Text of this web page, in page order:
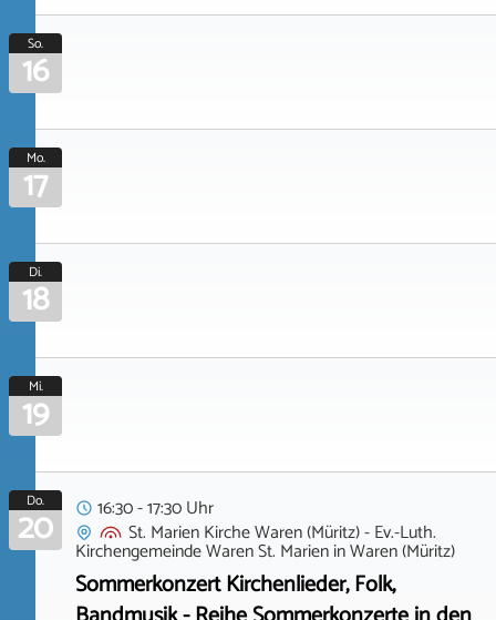
So.
16
Mo.
17
Di.
18
Mi.
19
Do.
20
16:30 - 17:30 Uhr
St. Marien Kirche Waren (Müritz) - Ev.-Luth.
Kirchengemeinde Waren St. MarieninWaren (Müritz)
Sommerkonzert Kirchenlieder, Folk,